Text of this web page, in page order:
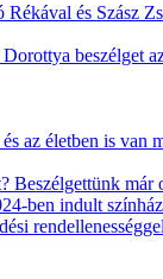
és Szász
beszélget
az életben is
ben indult